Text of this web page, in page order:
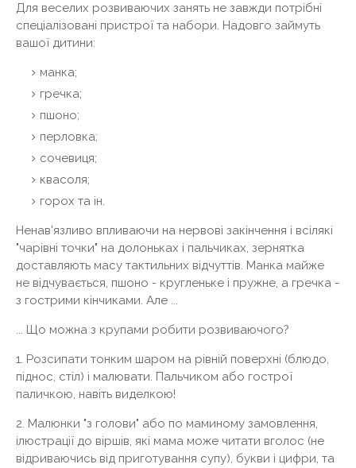
Для веселих розвиваючих занять не завжди потрібні
спеціалізовані пристрої та набори. Надовго займуть
вашої дитини:
манка;
гречка;
пшоно;
перловка;
сочевиця;
квасоля;
горох та ін.
Ненав'язливо впливаючи на нервові закінчення і всілякі
"чарівні точки" на долоньках і пальчиках, зернятка
доставляють масу тактильних відчуттів. Манка майже
не відчувається, пшоно - кругленьке і пружне, а гречка -
з гострими кінчиками. Але ...
... Що можна з крупами робити розвиваючого?
1. Розсипати тонким шаром на рівній поверхні (блюдо,
піднос, стіл) і малювати. Пальчиком або гострої
паличкою, навіть виделкою!
2. Малюнки "з голови" або по маминому замовлення,
ілюстрації до віршів, які мама може читати вголос (не
відриваючись від приготування супу), букви і цифри, та